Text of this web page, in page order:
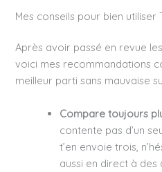
Mes conseils pour bien utiliser
Après avoir passé en revue les
voici mes recommandations
meilleur parti sans mauvaise
Compare toujours
contente pas d’un
t’en envoie trois,
aussi en direct à des